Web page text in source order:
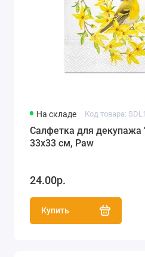
На складе Код товара:
Салфетка для декупажа
33х33 см, Paw
24.00р.
Купить